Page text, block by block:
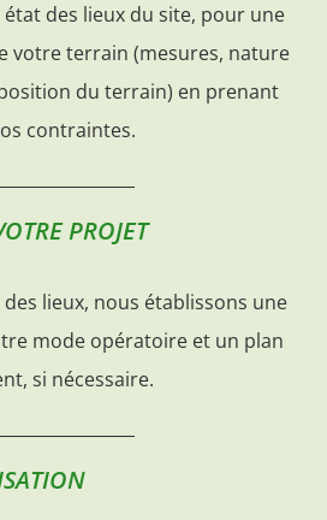
des lieux du site, pour une
votre terrain (mesures, nature
du terrain) en prenant
contraintes.
PROJET
lieux, nous établissons une
mode opératoire et un plan
si nécessaire.